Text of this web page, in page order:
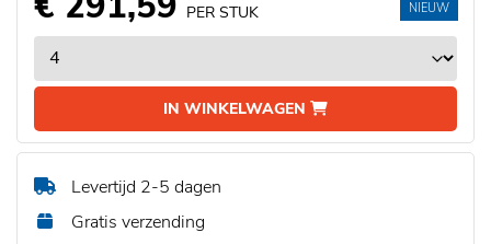
PER STUK
IN WINKELWAGEN
NIEUW
Levertijd 2-5 dagen
Gratis verzending